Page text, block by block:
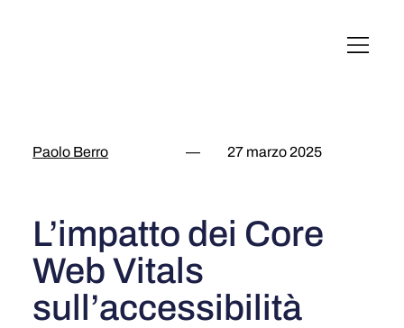
Paolo Berro — 27 marzo 2025
L’impatto dei Core
Web Vitals
sull’accessibilità